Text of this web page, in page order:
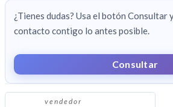
¿Tienes dudas? Usa el botón Consultar
contacto contigo lo antes posible.
Consultar
vendedor